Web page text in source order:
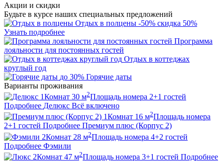
Акции и скидки
Будьте в курсе наших специальных предложений
Отдых в полцены -50% скидка 50%
Узнать подробнее
Программа
лояльности для постоянных гостей
Отдых в коттеджах
круглый год
до 30% Горячие даты
Варианты проживания
1Комнат 30 м2Площадь номера 2+1 гостей
Подробнее Делюкс Всё включено
1Комнат 16 м2Площадь номера
2+1 гостей Подробнее Премиум плюс (Корпус 2)
2Комнат 28 м2Площадь номера 4+2 гостей
Подробнее Фэмили
2Комнат 47 м2Площадь номера 3+1 гостей Подробнее